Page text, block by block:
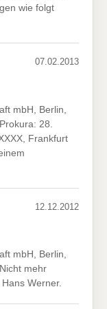
wie folgt
07.02.2013
mbH, Berlin,
28.
Frankfurt
12.12.2012
mbH, Berlin,
mehr
Werner.